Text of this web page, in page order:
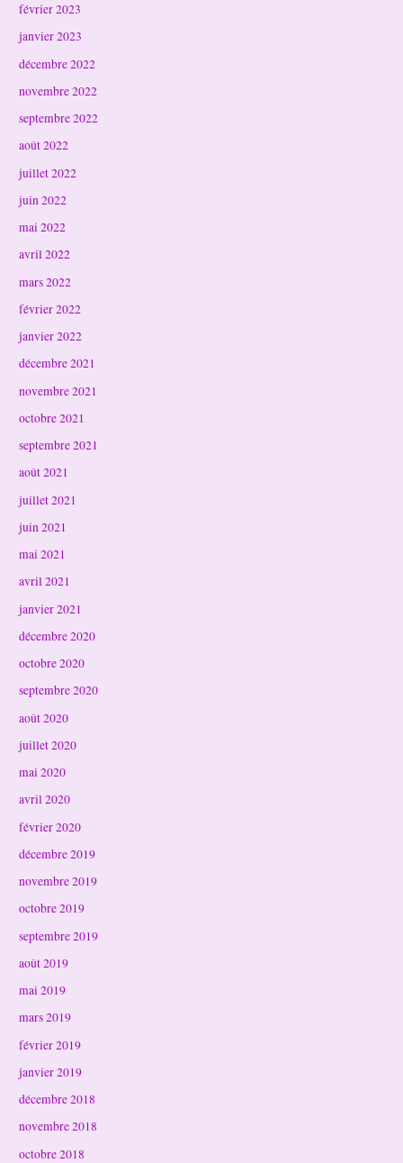
février 2023
janvier 2023
décembre 2022
novembre 2022
septembre 2022
août 2022
juillet 2022
juin 2022
mai 2022
avril 2022
mars 2022
février 2022
janvier 2022
décembre 2021
novembre 2021
octobre 2021
septembre 2021
août 2021
juillet 2021
juin 2021
mai 2021
avril 2021
janvier 2021
décembre 2020
octobre 2020
septembre 2020
août 2020
juillet 2020
mai 2020
avril 2020
février 2020
décembre 2019
novembre 2019
octobre 2019
septembre 2019
août 2019
mai 2019
mars 2019
février 2019
janvier 2019
décembre 2018
novembre 2018
octobre 2018